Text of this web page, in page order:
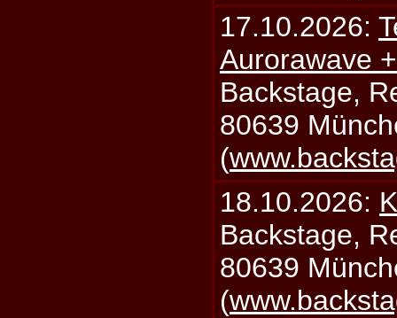
17.10.2026:
Aurorawave
Backstage,
80639
(
18.10.2026:
Backstage,
80639
(